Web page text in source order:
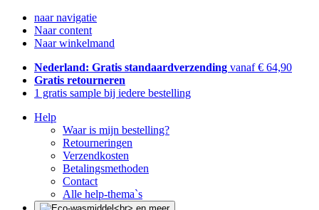
naar navigatie
Naar content
Naar winkelmand
Nederland: Gratis standaardverzending vanaf € 64,90
Gratis retourneren
1 gratis sample bij iedere bestelling
Help
Waar is mijn bestelling?
Retourneringen
Verzendkosten
Betalingsmethoden
Contact
Alle help-thema`s